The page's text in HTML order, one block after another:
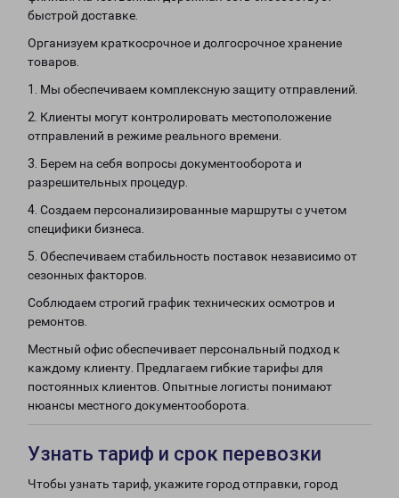
быстрой доставке.
Организуем краткосрочное и долгосрочное хранение
товаров.
1. Мы обеспечиваем комплексную защиту отправлений.
2. Клиенты могут контролировать местоположение
отправлений в режиме реального времени.
3. Берем на себя вопросы документооборота и
разрешительных процедур.
4. Создаем персонализированные маршруты с учетом
специфики бизнеса.
5. Обеспечиваем стабильность поставок независимо от
сезонных факторов.
Соблюдаем строгий график технических осмотров и
ремонтов.
Местный офис обеспечивает персональный подход к
каждому клиенту. Предлагаем гибкие тарифы для
постоянных клиентов. Опытные логисты понимают
нюансы местного документооборота.
Узнать тариф и срок перевозки
Чтобы узнать тариф, укажите город отправки, город